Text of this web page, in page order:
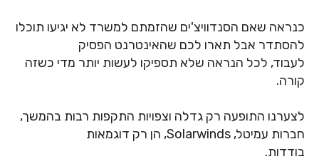
כנראה שאם הסנדוויצ'ים שהזמתם למשרד לא יגיעו תוכלו
להסתדר אבל תארו לכם שהאינטרנט הפסיק
לעבוד, לכל הנראה שלא תספיקו לעשות יותר מדי כשזה
קורה.
לצערנו התופעה רק גדלה וצפויות התקפות רבות בהמשך,
חברות עמיטל, Solarwinds, הן רק דוגמאות
בודדות.